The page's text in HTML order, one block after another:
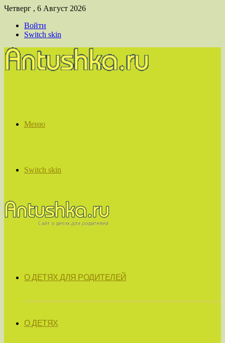
Четверг , 6 Август 2026
Войти
Switch skin
Меню
Switch skin
О ДЕТЯХ ДЛЯ РОДИТЕЛЕЙ
О ДЕТЯХ